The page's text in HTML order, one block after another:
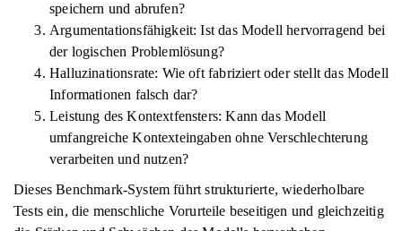
speichern und abrufen?
Argumentationsfähigkeit: Ist das Modell hervorragend bei
der logischen Problemlösung?
Halluzinationsrate: Wie oft fabriziert oder stellt das Modell
Informationen falsch dar?
Leistung des Kontextfensters: Kann das Modell
umfangreiche Kontexteingaben ohne Verschlechterung
verarbeiten und nutzen?
Dieses Benchmark-System führt strukturierte, wiederholbare
Tests ein, die menschliche Vorurteile beseitigen und gleichzeitig